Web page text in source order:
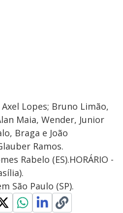
Axel Lopes; Bruno Limão,
Maia, Wender, Junior
Braga e João
Ramos.
Rabelo (ES).HORÁRIO -
São Paulo (SP).